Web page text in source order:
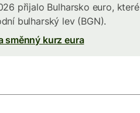
přijalo Bulharsko euro, které
bulharský lev (BGN).
směnný kurz eura